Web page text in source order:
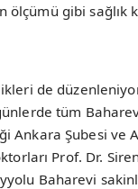
ölçümü gibi sağlık
de
tüm
Ankara Şubesi ve
Prof. Dr.
Baharevi